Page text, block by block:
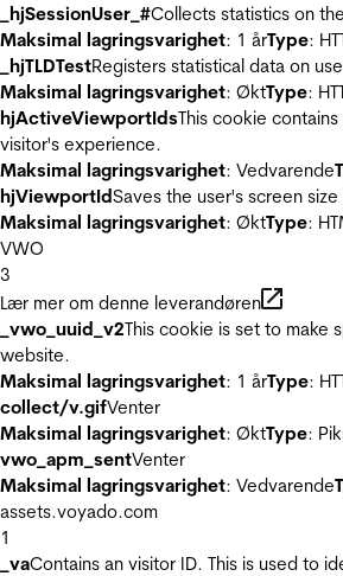
_hjSessionUser_#Collects statistics on
Maksimal lagringsvarighet: 1 årType:
_hjTLDTestRegisters statistical data on
Maksimal lagringsvarighet: ØktType:
hjActiveViewportIdsThis cookie
visitor's experience.
Maksimal lagringsvarighet: Vedvarende
hjViewportIdSaves the user's screen
Maksimal lagringsvarighet: ØktType:
VWO
3
Lær mer om denne leverandøren
_vwo_uuid_v2This cookie is set to make
website.
Maksimal lagringsvarighet: 1 årType:
collect/v.gifVenter
Maksimal lagringsvarighet: ØktType:
vwo_apm_sentVenter
Maksimal lagringsvarighet: Vedvarende
assets.voyado.com
1
_vaContains an visitor ID. This is used to